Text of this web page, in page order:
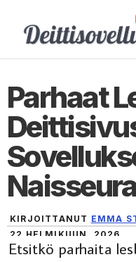
sisältöön
Parhaat
KIRJOITTANUT EMMA
22 HELMIKUUN, 2026
Etsitkö parhaita